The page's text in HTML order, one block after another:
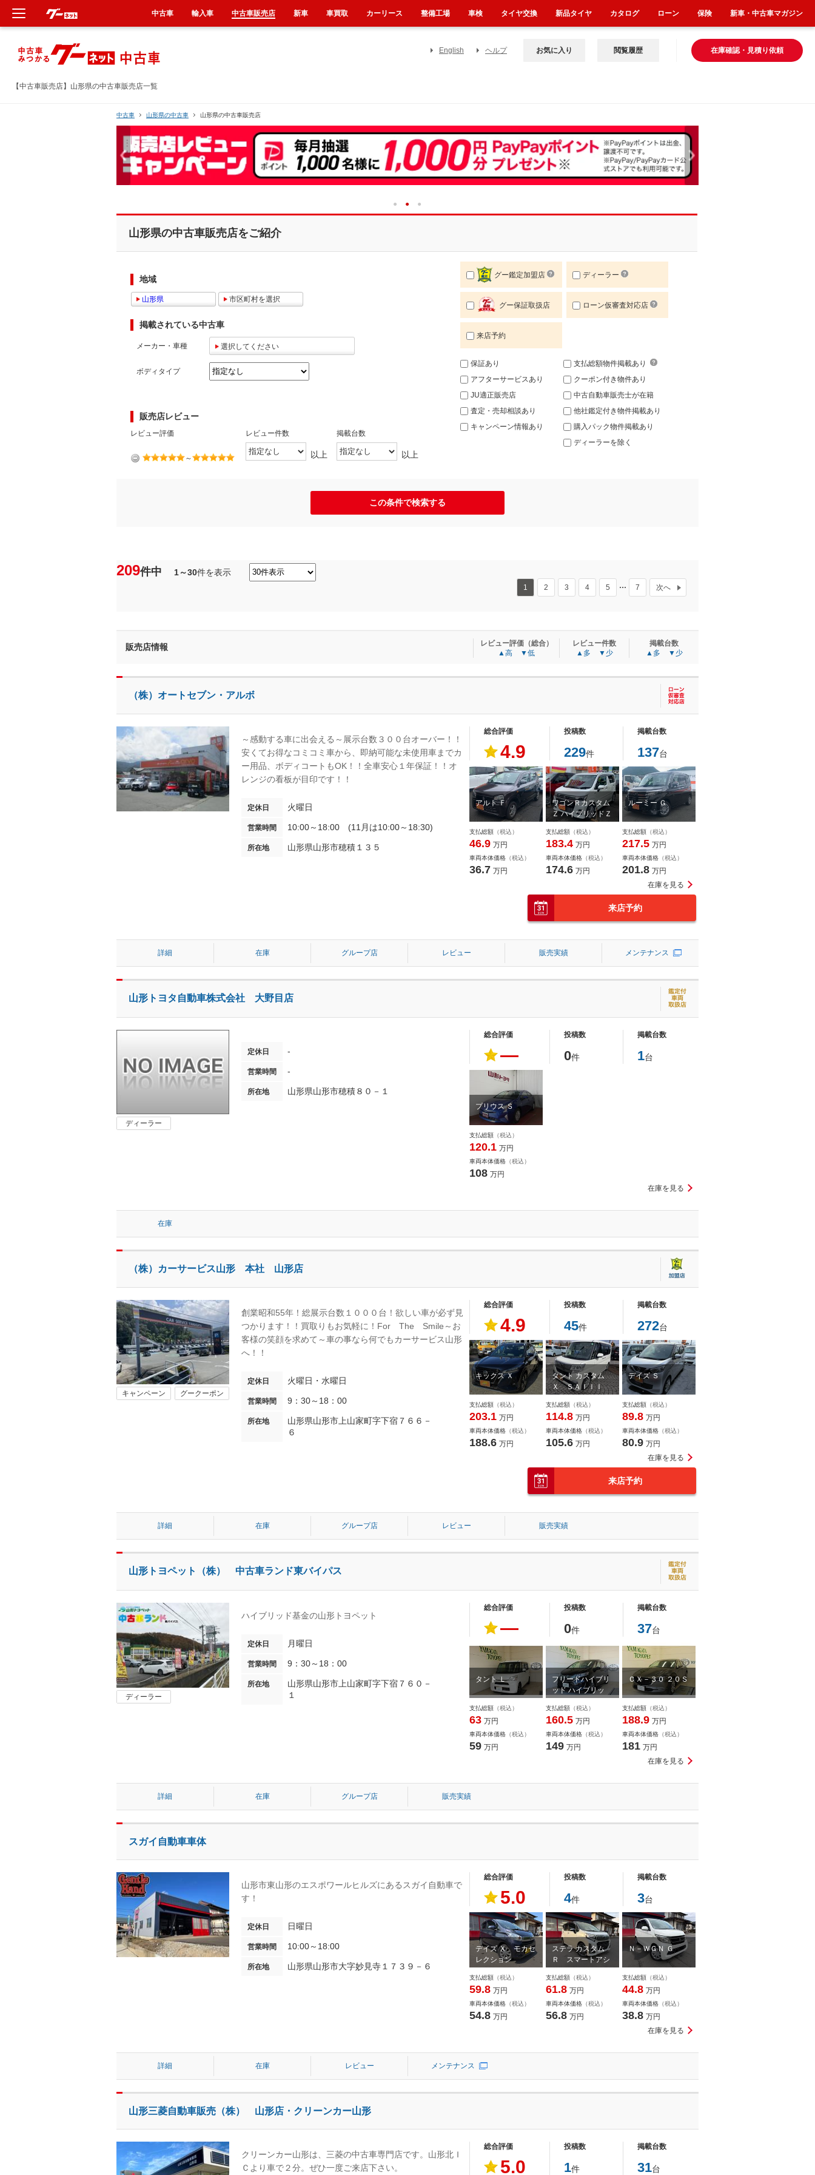
【中古車販売店】山形県の中古車販売店一覧
English ヘルプ 在庫確認・見積り依頼
お気に入り 閲覧履歴
中古車 山形県の中古車 山形県の中古車販売店
山形県の中古車販売店をご紹介
地域
山形県 市区町村を選択
掲載されている中古車
メーカー・車種 選択してください
ボディタイプ
販売店レビュー
レビュー評価
～
レビュー件数
以上
掲載台数
以上
グー鑑定加盟店 ディーラー
グー保証取扱店 ローン仮審査対応店
来店予約
保証あり
アフターサービスあり
JU適正販売店
査定・売却相談あり
キャンペーン情報あり
支払総額物件掲載あり
クーポン付き物件あり
中古自動車販売士が在籍
他社鑑定付き物件掲載あり
購入パック物件掲載あり
ディーラーを除く
この条件で検索する
209件中 1～30件を表示
1 2 3 4 5 7 次へ
販売店情報
レビュー評価（総合）
▲高
▼低
レビュー件数
▲多
▼少
掲載台数
▲多
▼少
（株）オートセブン・アルボ
～感動する車に出会える～展示台数３００台オーバー！！
安くてお得なコミコミ車から、即納可能な未使用車までカ
ー用品、ボディコートもOK！！全車安心１年保証！！オ
レンジの看板が目印です！！
定休日 火曜日
営業時間 10:00～18:00 (11月は10:00～18:30)
所在地 山形県山形市穂積１３５
総合評価
4.9
投稿数
229件
掲載台数
137台
アルト Ｆ
支払総額 （税込）
46.9 万円
車両本体価格 （税込）
36.7 万円
ワゴンＲカスタム
Ｚ ハイブリッドＺ
Ｘ
支払総額 （税込）
183.4 万円
車両本体価格 （税込）
174.6 万円
ルーミー Ｇ
支払総額 （税込）
217.5 万円
車両本体価格 （税込）
201.8 万円
在庫を見る
来店予約
詳細 在庫 グループ店 レビュー 販売実績 メンテナンス
山形トヨタ自動車株式会社 大野目店
ディーラー
定休日 -
営業時間 -
所在地 山形県山形市穂積８０－１
総合評価
―
投稿数
0件
掲載台数
1台
プリウス Ｓ
支払総額 （税込）
120.1 万円
車両本体価格 （税込）
108 万円
在庫を見る
在庫
（株）カーサービス山形 本社 山形店
キャンペーン グークーポン
創業昭和55年！総展示台数１０００台！欲しい車が必ず見
つかります！！買取りもお気軽に！For The Smile～お
客様の笑顔を求めて～車の事なら何でもカーサービス山形
へ！！
定休日 火曜日・水曜日
営業時間 9：30～18：00
所在地
山形県山形市上山家町字下宿７６６－
６
総合評価
4.9
投稿数
45件
掲載台数
272台
キックス Ｘ
支払総額 （税込）
203.1 万円
車両本体価格 （税込）
188.6 万円
タント カスタム
Ｘ ＳＡＩＩＩ
支払総額 （税込）
114.8 万円
車両本体価格 （税込）
105.6 万円
デイズ Ｓ
支払総額 （税込）
89.8 万円
車両本体価格 （税込）
80.9 万円
在庫を見る
来店予約
詳細 在庫 グループ店 レビュー 販売実績
山形トヨペット（株） 中古車ランド東バイパス
ディーラー
ハイブリッド基金の山形トヨペット
定休日 月曜日
営業時間 9：30～18：00
所在地
山形県山形市上山家町字下宿７６０－
１
総合評価
―
投稿数
0件
掲載台数
37台
タント Ｌ
支払総額 （税込）
63 万円
車両本体価格 （税込）
59 万円
フリードハイブリ
ッド ハイブリッ
支払総額 （税込）
160.5 万円
車両本体価格 （税込）
149 万円
ＣＸ－３０ ２０Ｓ
支払総額 （税込）
188.9 万円
車両本体価格 （税込）
181 万円
在庫を見る
詳細 在庫 グループ店 販売実績
スガイ自動車車体
山形市東山形のエスポワールヒルズにあるスガイ自動車で
す！
定休日 日曜日
営業時間 10:00～18:00
所在地 山形県山形市大字妙見寺１７３９－６
総合評価
5.0
投稿数
4件
掲載台数
3台
デイズ Ｘ モカセ
レクション
支払総額 （税込）
59.8 万円
車両本体価格 （税込）
54.8 万円
ステラ カスタム
Ｒ スマートアシ
スト
支払総額 （税込）
61.8 万円
車両本体価格 （税込）
56.8 万円
Ｎ－ＷＧＮ Ｇ
支払総額 （税込）
44.8 万円
車両本体価格 （税込）
38.8 万円
在庫を見る
詳細 在庫 レビュー メンテナンス
山形三菱自動車販売（株） 山形店・クリーンカー山形
クリーンカー山形は、三菱の中古車専門店です。山形北Ｉ
Ｃより車で２分。ぜひ一度ご来店下さい。
総合評価
5.0
投稿数
1件
掲載台数
31台
中古車 輸入車 中古車販売店 新車 車買取 カーリース 整備工場 車検 タイヤ交換 新品タイヤ カタログ ローン 保険 新車・中古車マガジン
新車
中古車